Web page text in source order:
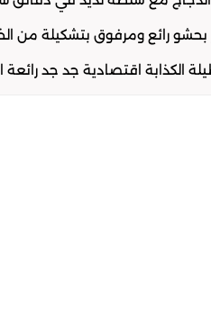
بحشو رائع ومرفوق بتشكيلة من
الكذابة اقتصادية جد جد